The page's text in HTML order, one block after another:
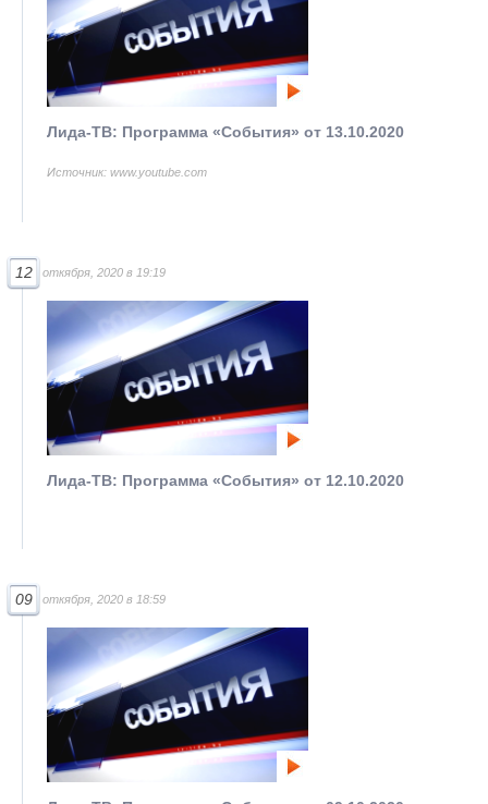
Лида-ТВ: Программа «События» от 13.10.2020
Источник: www.youtube.com
12 откября, 2020 в 19:19
Лида-ТВ: Программа «События» от 12.10.2020
09 откября, 2020 в 18:59